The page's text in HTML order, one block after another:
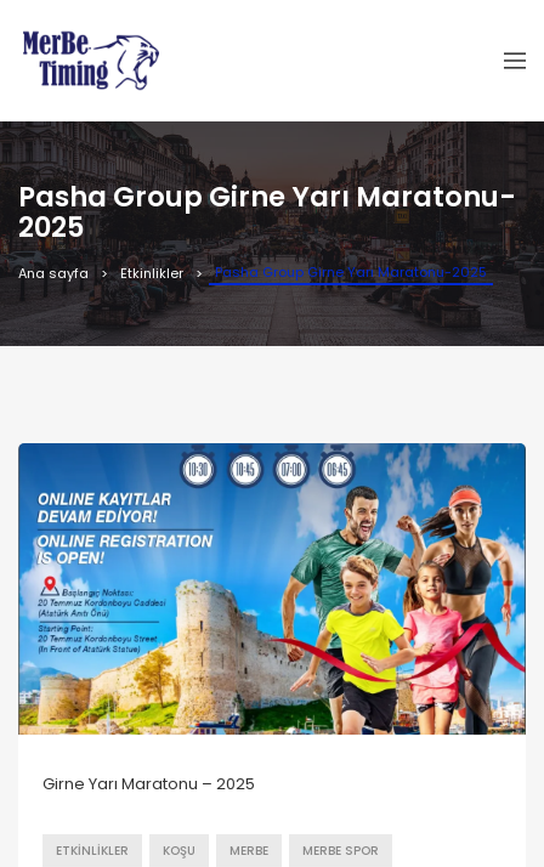
Pasha Group Girne Yarı Maratonu-
2025
Ana sayfa Etkinlikler Pasha Group Girne Yarı Maratonu-2025
Girne Yarı Maratonu – 2025
ETKINLIKLER KOŞU MERBE MERBE SPOR